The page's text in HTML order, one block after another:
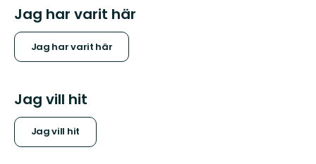
Jag har varit här
Jag har varit här
Jag vill hit
Jag vill hit